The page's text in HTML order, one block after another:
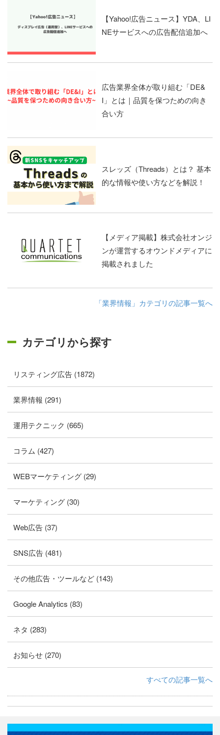
【Yahoo!広告ニュース】YDA、LI
NEサービスへの広告配信追加へ
広告業界全体が取り組む「DE&
I」とは｜品質を保つための向き
合い方
スレッズ（Threads）とは？ 基本
的な情報や使い方などを解説！
【メディア掲載】株式会社オンジ
ンが運営するオウンドメディアに
掲載されました
「業界情報」カテゴリの記事一覧へ
カテゴリから探す
リスティング広告 (1872)
業界情報 (291)
運用テクニック (665)
コラム (427)
WEBマーケティング (29)
マーケティング (30)
Web広告 (37)
SNS広告 (481)
その他広告・ツールなど (143)
Google Analytics (83)
ネタ (283)
お知らせ (270)
すべての記事一覧へ